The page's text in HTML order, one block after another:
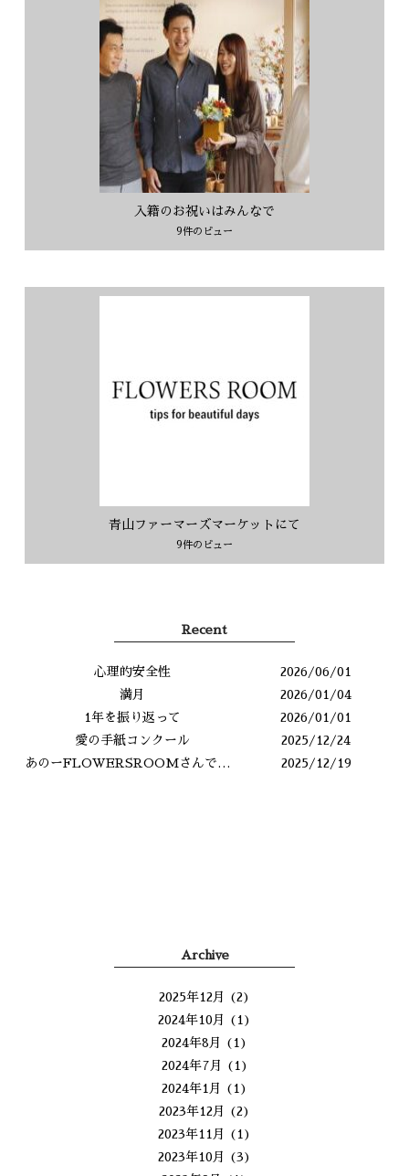
入籍のお祝いはみんなで
9件のビュー
青山ファーマーズマーケットにて
9件のビュー
Recent
心理的安全性
2026/06/01
満月
2026/01/04
1年を振り返って
2026/01/01
愛の手紙コンクール
2025/12/24
2025/12/19
Archive
2025年12月
(2)
2024年10月
(1)
2024年8月
(1)
2024年7月
(1)
2024年1月
(1)
2023年12月
(2)
2023年11月
(1)
2023年10月
(3)